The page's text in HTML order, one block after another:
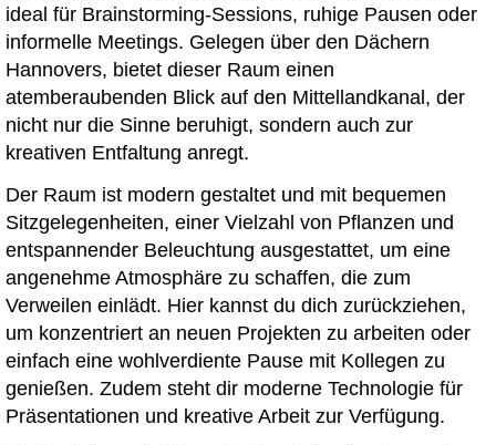
ideal für Brainstorming-Sessions, ruhige Pausen oder
informelle Meetings. Gelegen über den Dächern
Hannovers, bietet dieser Raum einen
atemberaubenden Blick auf den Mittellandkanal, der
nicht nur die Sinne beruhigt, sondern auch zur
kreativen Entfaltung anregt.
Der Raum ist modern gestaltet und mit bequemen
Sitzgelegenheiten, einer Vielzahl von Pflanzen und
entspannender Beleuchtung ausgestattet, um eine
angenehme Atmosphäre zu schaffen, die zum
Verweilen einlädt. Hier kannst du dich zurückziehen,
um konzentriert an neuen Projekten zu arbeiten oder
einfach eine wohlverdiente Pause mit Kollegen zu
genießen. Zudem steht dir moderne Technologie für
Präsentationen und kreative Arbeit zur Verfügung.